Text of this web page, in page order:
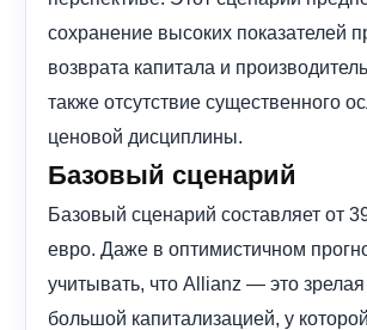
сохранение высоких показателей
возврата капитала и
также отсутствие существенного
ценовой дисциплины.
Базовый сценарий
Базовый сценарий составляет от
евро. Даже в оптимистичном
учитывать, что Allianz — это
большой капитализацией, у